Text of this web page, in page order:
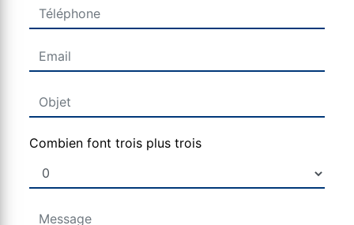
Combien font trois plus trois